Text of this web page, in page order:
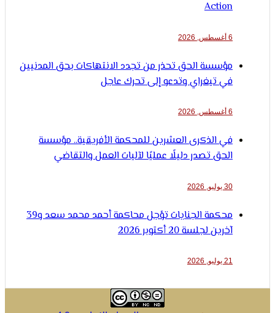
مؤسسة الحق تحذر من تجدد الانتهاكات بحق المدنيين
في تيغراي وتدعو إلى تحرك عاجل
في الذكرى العشرين للمحكمة الأفريقية.. مؤسسة
الحق تصدر دليلًا عمليًا لآليات العمل والتقاضي
محكمة الجنايات تؤجل محاكمة أحمد محمد سعد و39
آخرين لجلسة 20 أكتوبر 2026